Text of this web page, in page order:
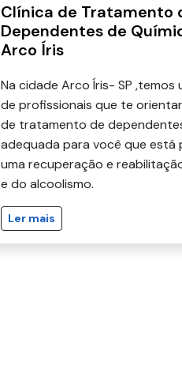
Clínica de Tratamento
Dependentes de
Arco Íris
Na cidade Arco Íris- SP ,temos
de profissionais que te
de tratamento de
adequada para você que está
uma recuperação e
e do alcoolismo.
Ler mais